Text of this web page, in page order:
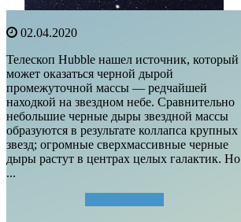
02.04.2020
Телескоп Hubble нашел источник, который
может оказаться черной дырой
промежуточной массы — редчайшей
находкой на звездном небе. Сравнительно
небольшие черные дыры звездной массы
образуются в результате коллапса крупных
звезд; огромные сверхмассивные черные
дыры растут в центрах целых галактик. Но
...